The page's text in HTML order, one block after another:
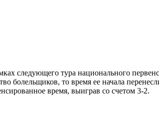
следующего тура национального
болельщиков, то время ее начала
время, выиграв со счетом 3-2.